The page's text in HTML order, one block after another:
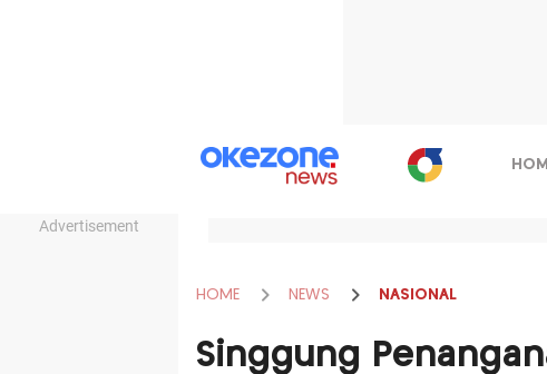
Advertisement
HOME NEWS NASIONAL
Singgung